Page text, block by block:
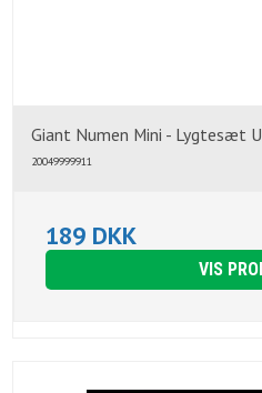
Giant Numen Mini - Lygtesæt
20049999911
189 DKK
VIS